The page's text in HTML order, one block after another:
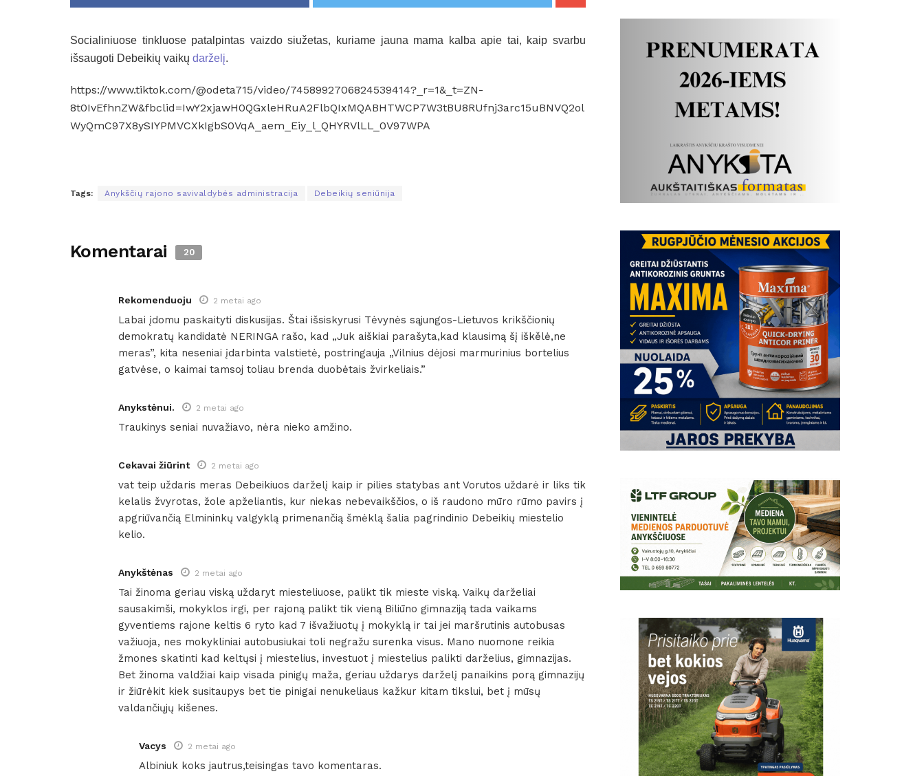
Socialiniuose tinkluose patalpintas vaizdo siužetas, kuriame jauna mama kalba apie tai, kaip svarbu
išsaugoti Debeikių vaikų darželį.
https://www.tiktok.com/@odeta715/video/7458992706824539414?_r=1&_t=ZN-
8t0IvEfhnZW&fbclid=IwY2xjawH0QGxleHRuA2FlbQIxMQABHTWCP7W3tBU8RUfnj3arc15uBNVQ2ol
WyQmC97X8ySIYPMVCXkIgbS0VqA_aem_Eiy_l_QHYRVlLL_0V97WPA
Tags: Anykščių rajono savivaldybės administracija Debeikių seniūnija
Komentarai 20
Rekomenduoju 2 metai ago
Labai įdomu paskaityti diskusijas. Štai išsiskyrusi Tėvynės sąjungos-Lietuvos krikščionių
demokratų kandidatė NERINGA rašo, kad „Juk aiškiai parašyta,kad klausimą šį iškělė,ne
meras”, kita neseniai įdarbinta valstietė, postringauja „Vilnius dėjosi marmurinius bortelius
gatvėse, o kaimai tamsoj toliau brenda duobėtais žvirkeliais.”
Anykstėnui. 2 metai ago
Traukinys seniai nuvažiavo, nėra nieko amžino.
Cekavai žiūrint 2 metai ago
vat teip uždaris meras Debeikiuos darželį kaip ir pilies statybas ant Vorutos uždarė ir liks tik
kelalis žvyrotas, žole apželiantis, kur niekas nebevaikščios, o iš raudono mūro rūmo pavirs į
apgriūvančią Elmininkų valgyklą primenančią šmėklą šalia pagrindinio Debeikių miestelio
kelio.
Anykštėnas 2 metai ago
Tai žinoma geriau viską uždaryt miesteliuose, palikt tik mieste viską. Vaikų darželiai
sausakimši, mokyklos irgi, per rajoną palikt tik vieną Biliūno gimnaziją tada vaikams
gyventiems rajone keltis 6 ryto kad 7 išvažiuotų į mokyklą ir tai jei maršrutinis autobusas
važiuoja, nes mokykliniai autobusiukai toli negražu surenka visus. Mano nuomone reikia
žmones skatinti kad keltųsi į miestelius, investuot į miestelius palikti darželius, gimnazijas.
Bet žinoma valdžiai kaip visada pinigų maža, geriau uždarys darželį panaikins porą gimnazijų
ir žiūrėkit kiek susitaupys bet tie pinigai nenukeliaus kažkur kitam tikslui, bet į mūsų
valdančiųjų kišenes.
Vacys 2 metai ago
Albiniuk koks jautrus,teisingas tavo komentaras.